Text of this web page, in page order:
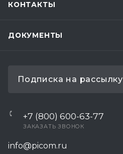
КОНТАКТЫ
ДОКУМЕНТЫ
Подписка на рассылку
+7 (800) 600-63-77
ЗАКАЗАТЬ ЗВОНОК
info@picom.ru